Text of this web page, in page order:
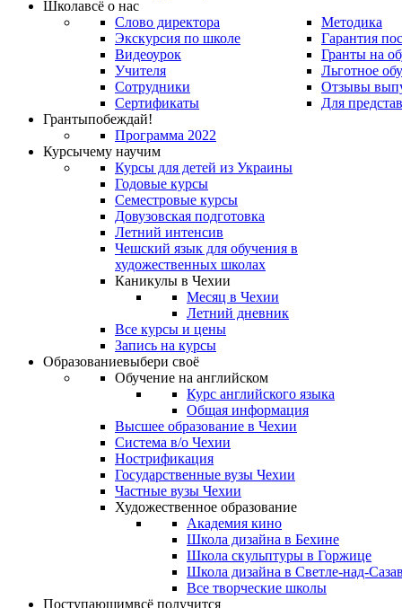
Школавсё о нас
Слово директора
Экскурсия по школе
Видеоурок
Учителя
Сотрудники
Сертификаты
Методика
Гарантия
Гранты на
Льготное
Отзывы
Для
Грантыпобеждай!
Программа 2022
Курсычему научим
Курсы для детей из Украины
Годовые курсы
Семестровые курсы
Довузовская подготовка
Летний интенсив
Чешский язык для обучения в
художественных школах
Каникулы в Чехии
Месяц в Чехии
Летний дневник
Все курсы и цены
Запись на курсы
Образованиевыбери своё
Обучение на английском
Курс английского языка
Общая информация
Высшее образование в Чехии
Система в/о Чехии
Нострификация
Государственные вузы Чехии
Частные вузы Чехии
Художественное образование
Академия кино
Школа дизайна в Бехине
Школа скульптуры в Горжице
Школа дизайна в Светле-над-
Все творческие школы
Поступающимвсё получится